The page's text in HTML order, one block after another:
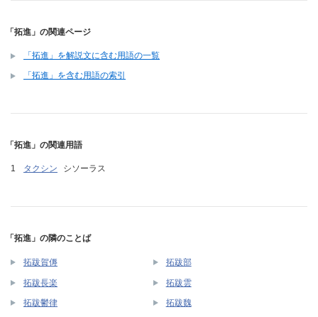
「拓進」の関連ページ
「拓進」を解説文に含む用語の一覧
「拓進」を含む用語の索引
「拓進」の関連用語
タクシン シソーラス
「拓進」の隣のことば
拓跋賀傉 拓跋部
拓跋長楽 拓跋雲
拓跋鬱律
拓跋魏